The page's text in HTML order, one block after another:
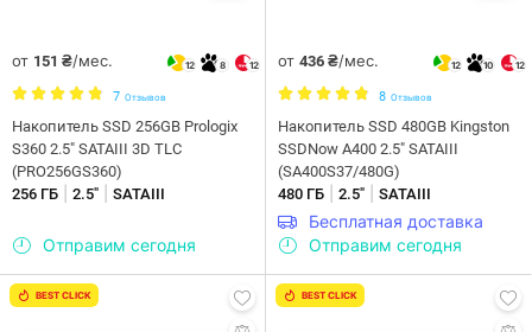
от 151 ₴/мес. 12 8 12
7 Отзывов
Накопитель SSD 256GB Prologix
S360 2.5" SATAIII 3D TLC
(PRO256GS360)
256 ГБ
2.5" SATAIII
Отправим сегодня
от 436 ₴/мес. 12 10 12
8 Отзывов
Накопитель SSD 480GB Kingston
SSDNow A400 2.5" SATAIII
(SA400S37/480G)
480 ГБ
2.5" SATAIII
Бесплатная доставка
Отправим сегодня
BEST CLICK BEST CLICK